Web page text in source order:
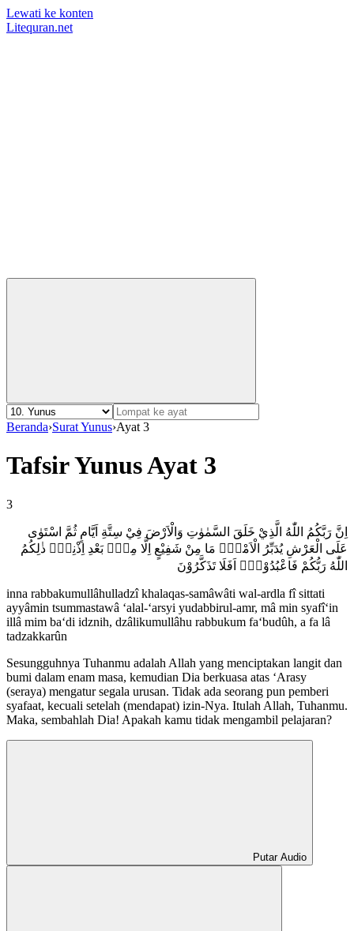
Lewati ke konten
Litequran.net
Beranda›Surat Yunus›Ayat 3
Tafsir Yunus Ayat 3
3
اِنَّ رَبَّكُمُ اللّٰهُ الَّذِيْ خَلَقَ السَّمٰوٰتِ وَالْاَرْضَ فِيْ سِتَّةِ اَيَّامٍ ثُمَّ اسْتَوٰى
عَلَى الْعَرْشِ يُدَبِّرُ الْاَمْرَۗ مَا مِنْ شَفِيْعٍ اِلَّا مِنْۢ بَعْدِ اِذْنِهٖۗ ذٰلِكُمُ
اللّٰهُ رَبُّكُمْ فَاعْبُدُوْهُۗ اَفَلَا تَذَكَّرُوْنَ
inna rabbakumullâhulladzî khalaqas-samâwâti wal-ardla fî sittati
ayyâmin tsummastawâ ‘alal-‘arsyi yudabbirul-amr, mâ min syafî‘in
illâ mim ba‘di idznih, dzâlikumullâhu rabbukum fa‘budûh, a fa lâ
tadzakkarûn
Sesungguhnya Tuhanmu adalah Allah yang menciptakan langit dan
bumi dalam enam masa, kemudian Dia berkuasa atas ʻArasy
(seraya) mengatur segala urusan. Tidak ada seorang pun pemberi
syafaat, kecuali setelah (mendapat) izin-Nya. Itulah Allah, Tuhanmu.
Maka, sembahlah Dia! Apakah kamu tidak mengambil pelajaran?
Putar Audio